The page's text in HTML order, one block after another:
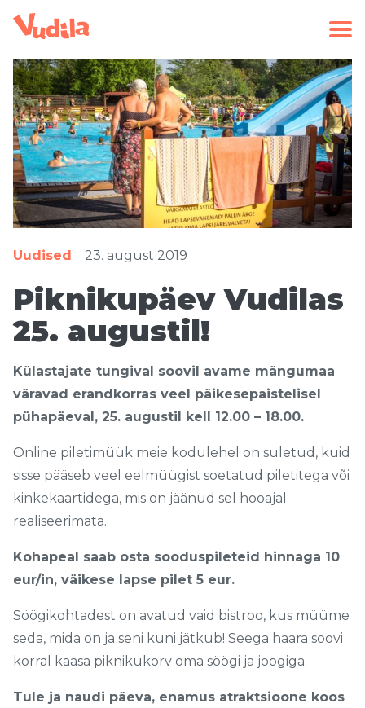
Uudised 23. august 2019
Piknikupäev Vudilas
25. augustil!
Külastajate tungival soovil avame mängumaa
väravad erandkorras veel päikesepaistelisel
pühapäeval, 25. augustil kell 12.00 – 18.00.
Online piletimüük meie kodulehel on suletud, kuid
sisse pääseb veel eelmüügist soetatud piletitega või
kinkekaartidega, mis on jäänud sel hooajal
realiseerimata.
Kohapeal saab osta sooduspileteid hinnaga 10
eur/in, väikese lapse pilet 5 eur.
Söögikohtadest on avatud vaid bistroo, kus müüme
seda, mida on ja seni kuni jätkub! Seega haara soovi
korral kaasa piknikukorv oma söögi ja joogiga.
Tule ja naudi päeva, enamus atraktsioone koos